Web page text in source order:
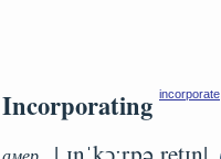
Incorporating incorporate